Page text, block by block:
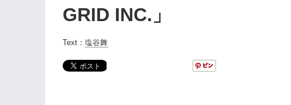
GRID INC.」
Text： 塩谷舞